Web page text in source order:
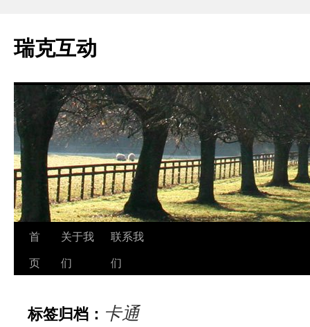
瑞克互动
跳
至
文
首
页
关于我
们
联系我
们
标签归档： 卡通